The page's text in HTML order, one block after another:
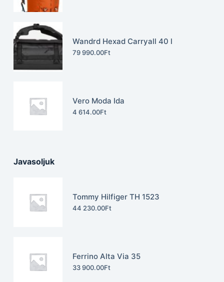
Wandrd Hexad Carryall 40 l
79 990.00Ft
Vero Moda Ida
4 614.00Ft
Javasoljuk
Tommy Hilfiger TH 1523
44 230.00Ft
Ferrino Alta Via 35
33 900.00Ft